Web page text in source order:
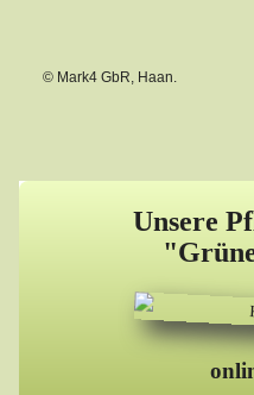
Unsere
© Mark4 GbR, Haan.